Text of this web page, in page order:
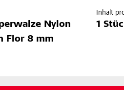
Nylon
Flor 8 mm
Inhalt
1